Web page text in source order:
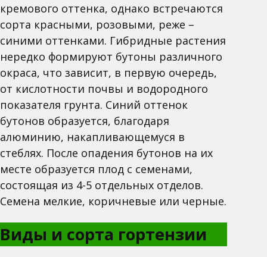
кремового оттенка, однако встречаются
сорта красными, розовыми, реже –
синими оттенками. Гибридные растения
нередко формируют бутоны различного
окраса, что зависит, в первую очередь,
от кислотности почвы и водородного
показателя грунта. Синий оттенок
бутонов образуется, благодаря
алюминию, накапливающемуся в
стеблях. После опадения бутонов на их
месте образуется плод с семенами,
состоящая из 4-5 отдельных отделов.
Семена мелкие, коричневые или черные.
Виды и сорта гортензии